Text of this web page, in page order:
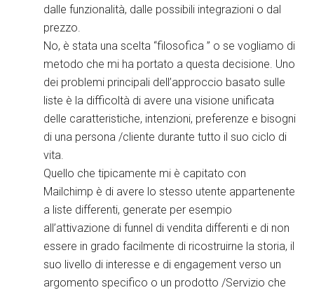
dalle funzionalità, dalle possibili integrazioni o dal
prezzo.
No, è stata una scelta “filosofica ” o se vogliamo di
metodo che mi ha portato a questa decisione. Uno
dei problemi principali dell’approccio basato sulle
liste è la difficoltà di avere una visione unificata
delle caratteristiche, intenzioni, preferenze e bisogni
di una persona /cliente durante tutto il suo ciclo di
vita.
Quello che tipicamente mi è capitato con
Mailchimp è di avere lo stesso utente appartenente
a liste differenti, generate per esempio
all’attivazione di funnel di vendita differenti e di non
essere in grado facilmente di ricostruirne la storia, il
suo livello di interesse e di engagement verso un
argomento specifico o un prodotto /Servizio che